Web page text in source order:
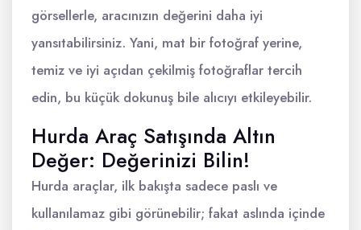
görsellerle, aracınızın değerini daha iyi
yansıtabilirsiniz. Yani, mat bir fotoğraf yerine,
temiz ve iyi açıdan çekilmiş fotoğraflar tercih
edin, bu küçük dokunuş bile alıcıyı etkileyebilir.
Hurda Araç Satışında Altın
Değer: Değerinizi Bilin!
Hurda araçlar, ilk bakışta sadece paslı ve
kullanılamaz gibi görünebilir; fakat aslında içinde